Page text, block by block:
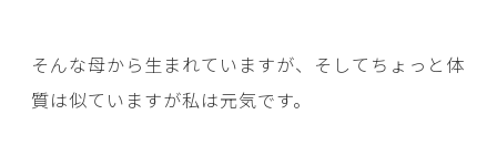
そんな母から生まれていますが、そしてちょっと体
質は似ていますが私は元気です。